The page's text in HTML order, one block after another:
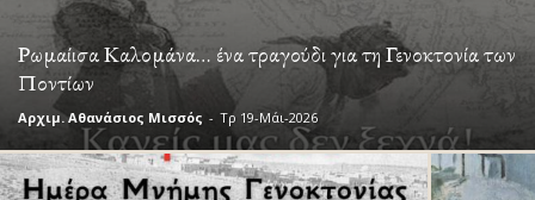
Ρωμαίισα Καλομάνα… ένα τραγούδι για τη Γενοκτονία των
Ποντίων
Αρχιμ. Αθανάσιος Μισσός - Τρ 19-Μάι-2026